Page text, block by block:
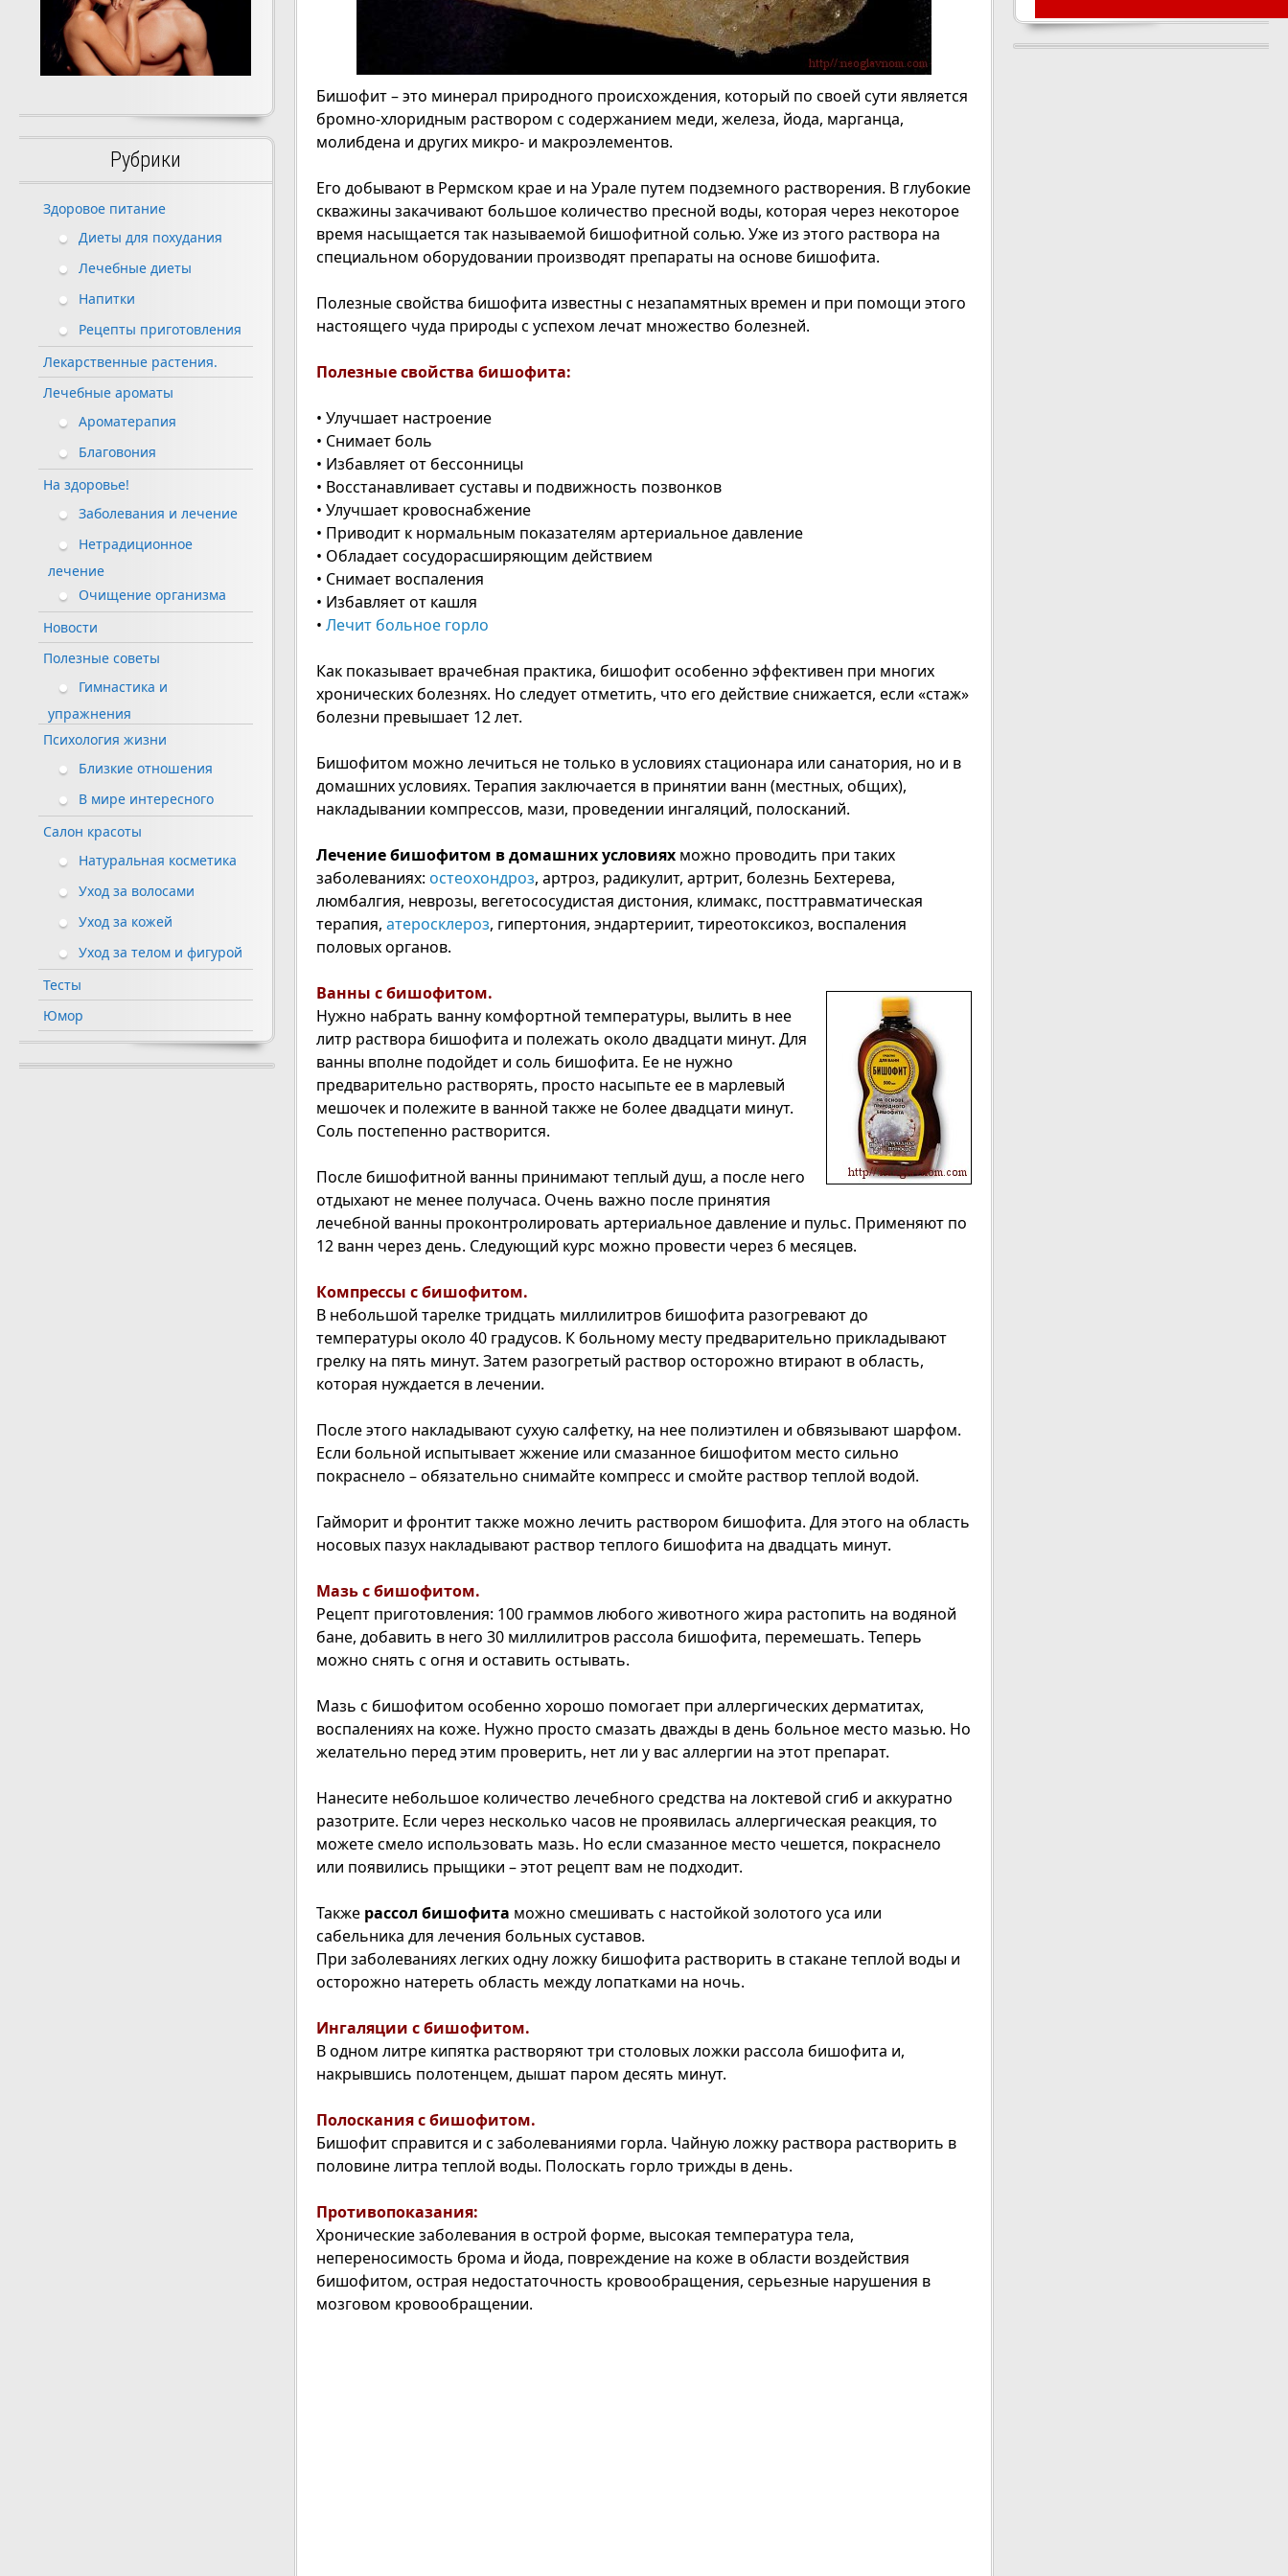
Бишофит – это минерал природного происхождения, который по своей сути является
бромно-хлоридным раствором с содержанием меди, железа, йода, марганца,
молибдена и других микро- и макроэлементов.
Его добывают в Рермском крае и на Урале путем подземного растворения. В глубокие
скважины закачивают большое количество пресной воды, которая через некоторое
время насыщается так называемой бишофитной солью. Уже из этого раствора на
специальном оборудовании производят препараты на основе бишофита.
Полезные свойства бишофита известны с незапамятных времен и при помощи этого
настоящего чуда природы с успехом лечат множество болезней.
Полезные свойства бишофита:
• Улучшает настроение
• Снимает боль
• Избавляет от бессонницы
• Восстанавливает суставы и подвижность позвонков
• Улучшает кровоснабжение
• Приводит к нормальным показателям артериальное давление
• Обладает сосудорасширяющим действием
• Снимает воспаления
• Избавляет от кашля
• Лечит больное горло
Как показывает врачебная практика, бишофит особенно эффективен при многих
хронических болезнях. Но следует отметить, что его действие снижается, если «стаж»
болезни превышает 12 лет.
Бишофитом можно лечиться не только в условиях стационара или санатория, но и в
домашних условиях. Терапия заключается в принятии ванн (местных, общих),
накладывании компрессов, мази, проведении ингаляций, полосканий.
Лечение бишофитом в домашних условияхможно проводить при таких
заболеваниях: остеохондроз, артроз, радикулит, артрит, болезнь Бехтерева,
люмбалгия, неврозы, вегетососудистая дистония, климакс, посттравматическая
терапия, атеросклероз, гипертония, эндартериит, тиреотоксикоз, воспаления
половых органов.
Ванны с бишофитом.
Нужно набрать ванну комфортной температуры, вылить в нее
литр раствора бишофита и полежать около двадцати минут. Для
ванны вполне подойдет и соль бишофита. Ее не нужно
предварительно растворять, просто насыпьте ее в марлевый
мешочек и полежите в ванной также не более двадцати минут.
Соль постепенно растворится.
После бишофитной ванны принимают теплый душ, а после него
отдыхают не менее получаса. Очень важно после принятия
лечебной ванны проконтролировать артериальное давление и пульс. Применяют по
12 ванн через день. Следующий курс можно провести через 6 месяцев.
Компрессы с бишофитом.
В небольшой тарелке тридцать миллилитров бишофита разогревают до
температуры около 40 градусов. К больному месту предварительно прикладывают
грелку на пять минут. Затем разогретый раствор осторожно втирают в область,
которая нуждается в лечении.
После этого накладывают сухую салфетку, на нее полиэтилен и обвязывают шарфом.
Если больной испытывает жжение или смазанное бишофитом место сильно
покраснело – обязательно снимайте компресс и смойте раствор теплой водой.
Гайморит и фронтит также можно лечить раствором бишофита. Для этого на область
носовых пазух накладывают раствор теплого бишофита на двадцать минут.
Мазь с бишофитом.
Рецепт приготовления: 100 граммов любого животного жира растопить на водяной
бане, добавить в него 30 миллилитров рассола бишофита, перемешать. Теперь
можно снять с огня и оставить остывать.
Мазь с бишофитом особенно хорошо помогает при аллергических дерматитах,
воспалениях на коже. Нужно просто смазать дважды в день больное место мазью. Но
желательно перед этим проверить, нет ли у вас аллергии на этот препарат.
Нанесите небольшое количество лечебного средства на локтевой сгиб и аккуратно
разотрите. Если через несколько часов не проявилась аллергическая реакция, то
можете смело использовать мазь. Но если смазанное место чешется, покраснело
или появились прыщики – этот рецепт вам не подходит.
Также рассол бишофита можно смешивать с настойкой золотого уса или
сабельника для лечения больных суставов.
При заболеваниях легких одну ложку бишофита растворить в стакане теплой воды и
осторожно натереть область между лопатками на ночь.
Ингаляции с бишофитом.
В одном литре кипятка растворяют три столовых ложки рассола бишофита и,
накрывшись полотенцем, дышат паром десять минут.
Полоскания с бишофитом.
Бишофит справится и с заболеваниями горла. Чайную ложку раствора растворить в
половине литра теплой воды. Полоскать горло трижды в день.
Противопоказания:
Хронические заболевания в острой форме, высокая температура тела,
непереносимость брома и йода, повреждение на коже в области воздействия
бишофитом, острая недостаточность кровообращения, серьезные нарушения в
мозговом кровообращении.
Рубрики
Здоровое питание
Диеты для похудания
Лечебные диеты
Напитки
Рецепты приготовления
Лекарственные растения.
Лечебные ароматы
Ароматерапия
Благовония
На здоровье!
Заболевания и лечение
Нетрадиционное
лечение
Очищение организма
Новости
Полезные советы
Гимнастика и
упражнения
Психология жизни
Близкие отношения
В мире интересного
Салон красоты
Натуральная косметика
Уход за волосами
Уход за кожей
Уход за телом и фигурой
Тесты
Юмор